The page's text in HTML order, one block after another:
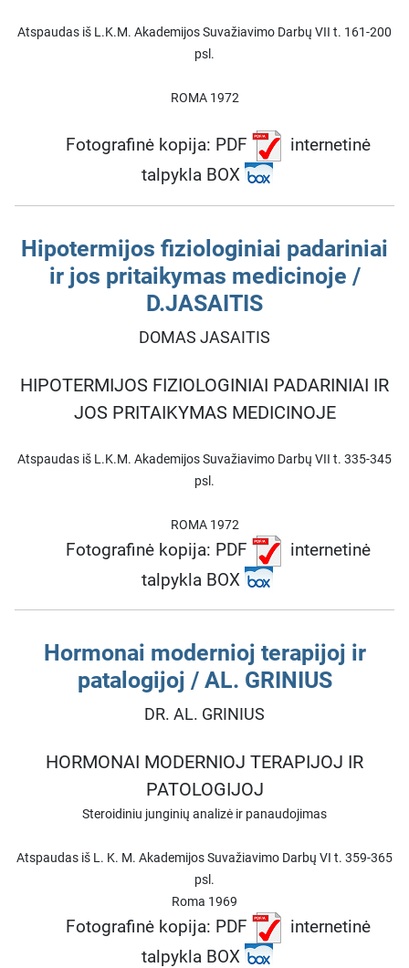
Atspaudas iš L.K.M. Akademijos Suvažiavimo Darbų VII t. 161-200
psl.
ROMA 1972
Fotografinė kopija: PDF
internetinė
talpykla BOX
Hipotermijos fiziologiniai padariniai
ir jos pritaikymas medicinoje /
D.JASAITIS
DOMAS JASAITIS
HIPOTERMIJOS FIZIOLOGINIAI PADARINIAI IR
JOS PRITAIKYMAS MEDICINOJE
Atspaudas iš L.K.M. Akademijos Suvažiavimo Darbų VII t. 335-345
psl.
ROMA 1972
Fotografinė kopija: PDF
internetinė
talpykla BOX
Hormonai modernioj terapijoj ir
patalogijoj / AL. GRINIUS
DR. AL. GRINIUS
HORMONAI MODERNIOJ TERAPIJOJ IR
PATOLOGIJOJ
Steroidiniu junginių analizė ir panaudojimas
Atspaudas iš L. K. M. Akademijos Suvažiavimo Darbų VI t. 359-365
psl.
Roma 1969
Fotografinė kopija: PDF
internetinė
talpykla BOX